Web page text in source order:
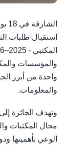
والمؤسسات
واحدة من أبرز
والمعلومات.
وتهدف الجائزة
مجال المكتبات
الوعي بأهميتها